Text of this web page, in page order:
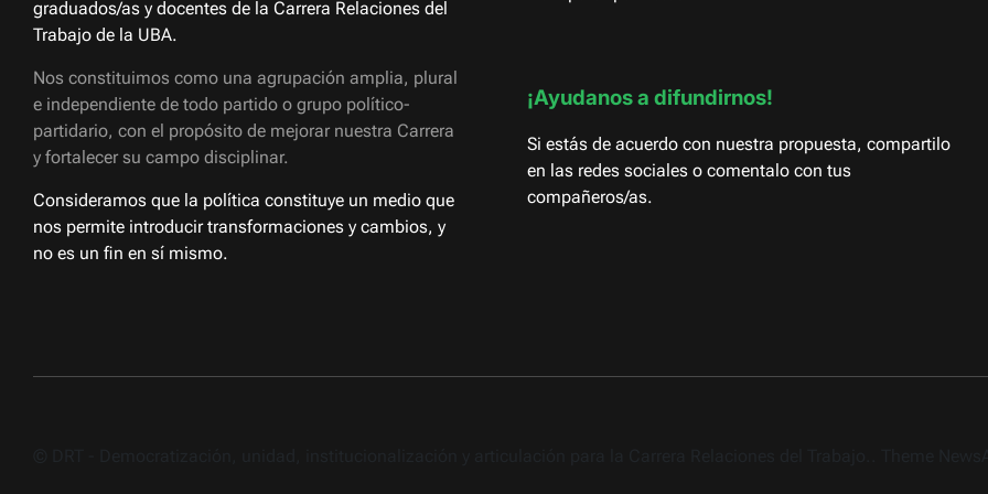
graduados/as y docentes de la Carrera Relaciones del
Trabajo de la UBA.
Nos constituimos como una agrupación amplia, plural
e independiente de todo partido o grupo político-
partidario, con el propósito de mejorar nuestra Carrera
y fortalecer su campo disciplinar.
Consideramos que la política constituye un medio que
nos permite introducir transformaciones y cambios, y
no es un fin en sí mismo.
¡Ayudanos a difundirnos!
Si estás de acuerdo con nuestra propuesta, compartilo
en las redes sociales o comentalo con tus
compañeros/as.